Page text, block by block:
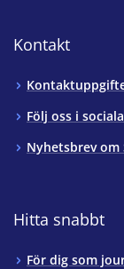
Kontakt
Följ oss i
Nyhetsbrev om
Hitta snabbt
För dig som